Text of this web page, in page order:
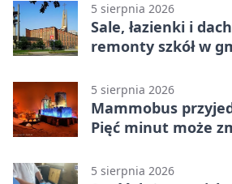
5 sierpnia 2026
Sale, łazienki i
remonty szkół w
5 sierpnia 2026
Mammobus
Pięć minut może
5 sierpnia 2026